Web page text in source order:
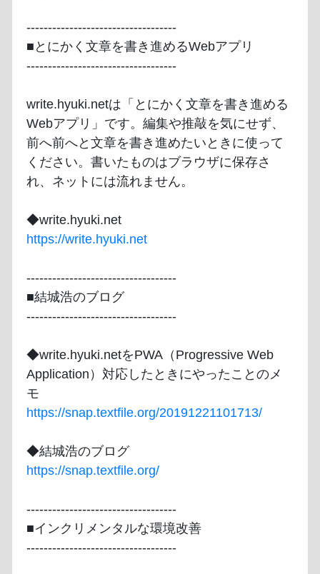
-----------------------------------
■とにかく文章を書き進めるWebアプリ
-----------------------------------
write.hyuki.netは「とにかく文章を書き進める
Webアプリ」です。編集や推敲を気にせず、
前へ前へと文章を書き進めたいときに使って
ください。書いたものはブラウザに保存さ
れ、ネットには流れません。
https://write.hyuki.net
-----------------------------------
■結城浩のブログ
-----------------------------------
◆write.hyuki.netをPWA（Progressive Web
Application）対応したときにやったことのメ
https://snap.textfile.org/20191221101713/
https://snap.textfile.org/
-----------------------------------
■インクリメンタルな環境改善
-----------------------------------